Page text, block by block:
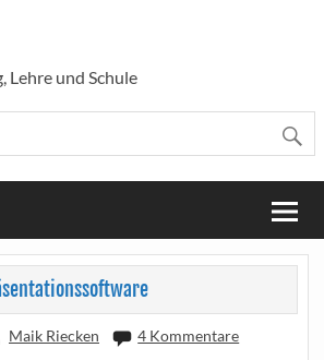
Lehre und Schule
Maik Riecken 4 Kommentare